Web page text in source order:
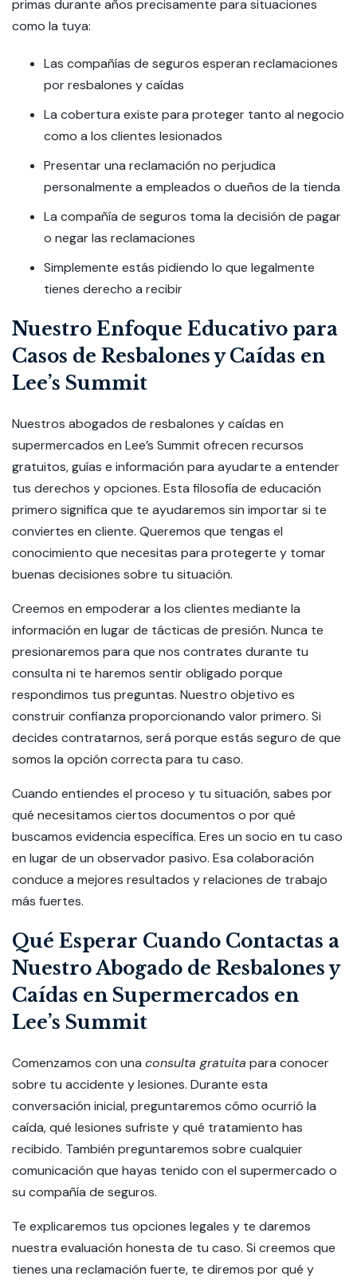
primas durante años precisamente para situaciones
como la tuya:
Las compañías de seguros esperan reclamaciones
por resbalones y caídas
La cobertura existe para proteger tanto al negocio
como a los clientes lesionados
Presentar una reclamación no perjudica
personalmente a empleados o dueños de la tienda
La compañía de seguros toma la decisión de pagar
o negar las reclamaciones
Simplemente estás pidiendo lo que legalmente
tienes derecho a recibir
Nuestro Enfoque Educativo para
Casos de Resbalones y Caídas en
Lee’s Summit
Nuestros abogados de resbalones y caídas en
supermercados en Lee’s Summit ofrecen recursos
gratuitos, guías e información para ayudarte a entender
tus derechos y opciones. Esta filosofía de educación
primero significa que te ayudaremos sin importar si te
conviertes en cliente. Queremos que tengas el
conocimiento que necesitas para protegerte y tomar
buenas decisiones sobre tu situación.
Creemos en empoderar a los clientes mediante la
información en lugar de tácticas de presión. Nunca te
presionaremos para que nos contrates durante tu
consulta ni te haremos sentir obligado porque
respondimos tus preguntas. Nuestro objetivo es
construir confianza proporcionando valor primero. Si
decides contratarnos, será porque estás seguro de que
somos la opción correcta para tu caso.
Cuando entiendes el proceso y tu situación, sabes por
qué necesitamos ciertos documentos o por qué
buscamos evidencia específica. Eres un socio en tu caso
en lugar de un observador pasivo. Esa colaboración
conduce a mejores resultados y relaciones de trabajo
más fuertes.
Qué Esperar Cuando Contactas a
Nuestro Abogado de Resbalones y
Caídas en Supermercados en
Lee’s Summit
Comenzamos con una consulta gratuita para conocer
sobre tu accidente y lesiones. Durante esta
conversación inicial, preguntaremos cómo ocurrió la
caída, qué lesiones sufriste y qué tratamiento has
recibido. También preguntaremos sobre cualquier
comunicación que hayas tenido con el supermercado o
su compañía de seguros.
Te explicaremos tus opciones legales y te daremos
nuestra evaluación honesta de tu caso. Si creemos que
tienes una reclamación fuerte, te diremos por qué y